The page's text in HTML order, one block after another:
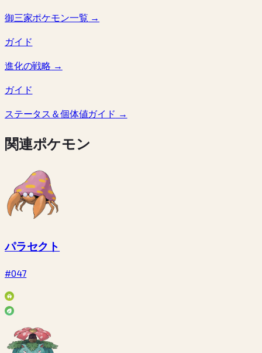
御三家ポケモン一覧 →
ガイド
進化の戦略 →
ガイド
ステータス＆個体値ガイド →
関連ポケモン
パラセクト
#047